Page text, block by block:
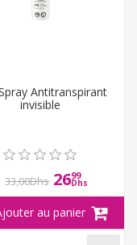
Antitranspirant
invisible
33,00Dhs 2699
Dhs